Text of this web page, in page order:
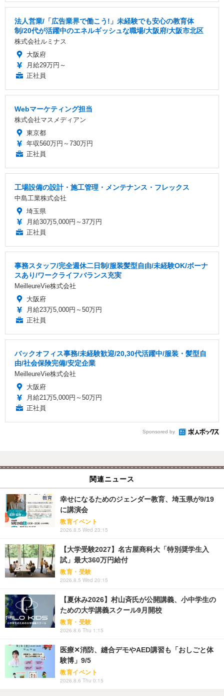
法人営業/「広告業界で働こう!」未経験でも安心の教育体
制/20代が活躍中のエネルギッシュな職場/大阪府/大阪市北区
株式会社ルミナス
大阪府
月給29万円～
正社員
Webマーケティング担当
株式会社マスメディアン
東京都
年収560万円～730万円
正社員
工場設備の設計・施工管理・メンテナンス・フレックス
中島工業株式会社
埼玉県
月給30万5,000円～37万円
正社員
事務スタッフ/完全週休二日制/服装髪型自由/未経験OK/ボーナ
スあり/ワークライフバランス充実
MeilleureVie株式会社
大阪府
月給23万5,000円～50万円
正社員
バックオフィス事務/未経験歓迎/20,30代活躍中/服装・髪型自
由/社会保険完備/安定企業
MeilleureVie株式会社
大阪府
月給21万5,000円～50万円
正社員
Sponsored by
関連ニュース
幸せになるためのジェンダー教育、埼玉県が9/19
に講演会
教育イベント
2026.8.5 Wed 23:15
【大学受験2027】名古屋商科大「特別奨学生入
試」最大360万円給付
教育・受験
2026.8.5 Wed 20:15
【夏休み2026】村山斉氏が公開講義、小中学生の
ための大学講義スクール9月開校
教育・受験
2026.8.6 Thu 1:15
医療✕消防、縫合デモやAED講習も「おしごと体
験博」9/5
教育イベント
2026.8.6 Thu 0:15